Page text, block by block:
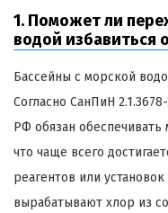
1. Поможет ли
водой избавиться
Бассейны с морской
Согласно СанПиН
РФ обязан обеспечивать
что чаще всего
реагентов или
вырабатывают хлор из